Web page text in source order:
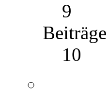
9
Beiträge
10